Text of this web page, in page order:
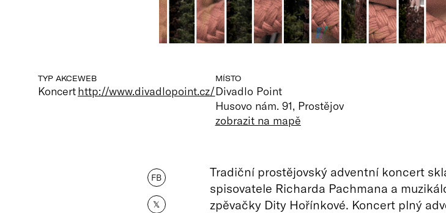
TYP AKCE
Koncert
WEB
http://www.divadlopoint.cz/
MÍSTO
Divadlo Point
Husovo nám. 91, Prostějov
zobrazit na mapě
FB
𝕏
Tradiční prostějovský adventní koncert
spisovatele Richarda Pachmana a
zpěvačky Dity Hořínkové. Koncert plný